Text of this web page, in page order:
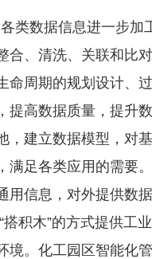
类数据信息进一步加
合、清洗、关联和比
命周期的规划设计、
提高数据质量，提升
，建立数据模型，对
满足各类应用的需要
用信息，对外提供数
积木”的方式提供工
境。化工园区智能化